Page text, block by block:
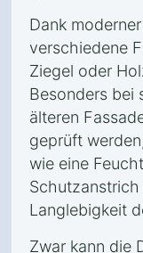
Dank
verschiedene
Ziegel oder
Besonders bei
älteren
geprüft
wie eine
Langlebigkeit
Zwar kann die